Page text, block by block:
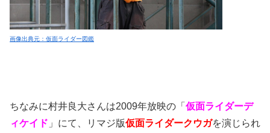
画像出典元：仮面ライダー図鑑
ちなみに村井良大さんは2009年放映の「 仮面ライダーデ
ィケイド 」にて、リマジ版仮面ライダークウガを演じられ